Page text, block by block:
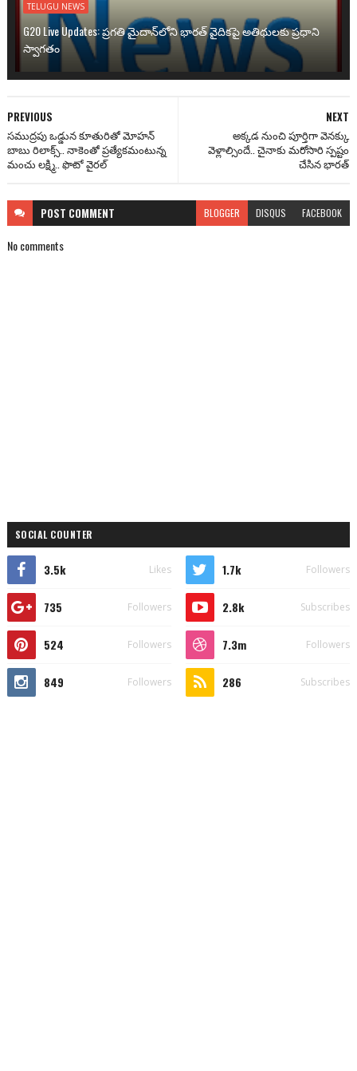
TELUGU NEWS
G20 Live Updates: ప్రగతి మైదాన్‌లోని భారత్ వైదికపై అతిథులకు ప్రధాని
స్వాగతం
NEXT
అక్కడ నుంచి పూర్తిగా వెనక్కు
వెళ్లాల్సిందే.. చైనాకు మరోసారి స్పష్టం
చేసిన భారత్
PREVIOUS
సముద్రపు ఒడ్డున కూతురితో మోహన్
బాబు రిలాక్స్.. నాకెంతో ప్రత్యేకమంటున్న
మంచు లక్ష్మి.. ఫొటో వైరల్
POST COMMENT BLOGGER DISQUS FACEBOOK
No comments
SOCIAL COUNTER
3.5k Likes 1.7k Followers
735 Followers 2.8k Subscribes
524 Followers 7.3m Followers
849 Followers 286 Subscribes